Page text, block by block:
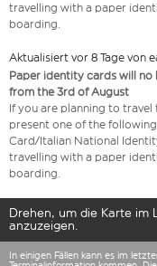
travelling with a paper
boarding.
Aktualisiert vor 8 Tage von
Paper identity cards will
from the 3rd of August
If you are planning to
present one of the
Card/Italian National
travelling with a paper
boarding.
Drehen, um die Karte im
anzuzeigen.
In einigen Fällen kann es im